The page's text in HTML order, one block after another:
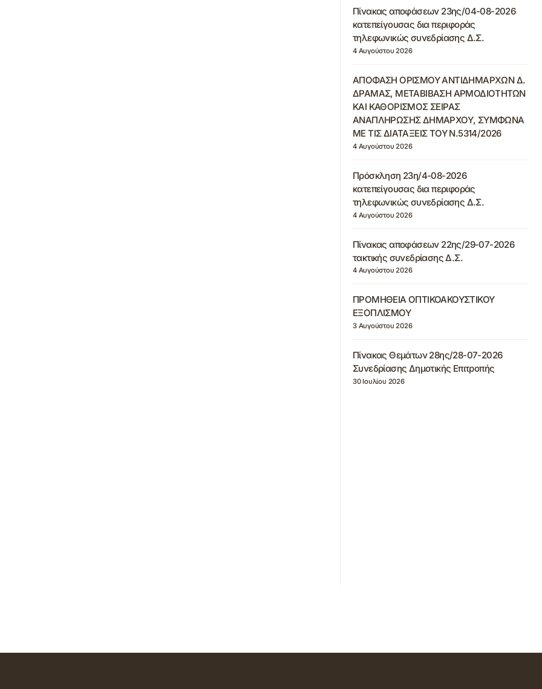
Πίνακας αποφάσεων 23ης/04-08-2026
κατεπείγουσας δια περιφοράς
τηλεφωνικώς συνεδρίασης Δ.Σ.
4 Αυγούστου 2026
ΑΠΟΦΑΣΗ ΟΡΙΣΜΟΥ ΑΝΤΙΔΗΜΑΡΧΩΝ Δ.
ΔΡΑΜΑΣ, ΜΕΤΑΒΙΒΑΣΗ ΑΡΜΟΔΙΟΤΗΤΩΝ
ΚΑΙ ΚΑΘΟΡΙΣΜΟΣ ΣΕΙΡΑΣ
ΑΝΑΠΛΗΡΩΣΗΣ ΔΗΜΑΡΧΟΥ, ΣΥΜΦΩΝΑ
ΜΕ ΤΙΣ ΔΙΑΤΑΞΕΙΣ ΤΟΥ Ν.5314/2026
4 Αυγούστου 2026
Πρόσκληση 23η/4-08-2026
κατεπείγουσας δια περιφοράς
τηλεφωνικώς συνεδρίασης Δ.Σ.
4 Αυγούστου 2026
Πίνακας αποφάσεων 22ης/29-07-2026
τακτικής συνεδρίασης Δ.Σ.
4 Αυγούστου 2026
ΠΡΟΜΗΘΕΙΑ ΟΠΤΙΚΟΑΚΟΥΣΤΙΚΟΥ
ΕΞΟΠΛΙΣΜΟΥ
3 Αυγούστου 2026
Πίνακας Θεμάτων 28ης/28-07-2026
Συνεδρίασης Δημοτικής Επιτροπής
30 Ιουλίου 2026